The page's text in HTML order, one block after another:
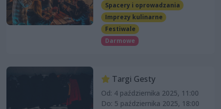
Spacery i oprowadzania
Imprezy kulinarne
Festiwale
Darmowe
Targi Gesty
Od: 4 października 2025, 11:00
Do: 5 października 2025, 18:00